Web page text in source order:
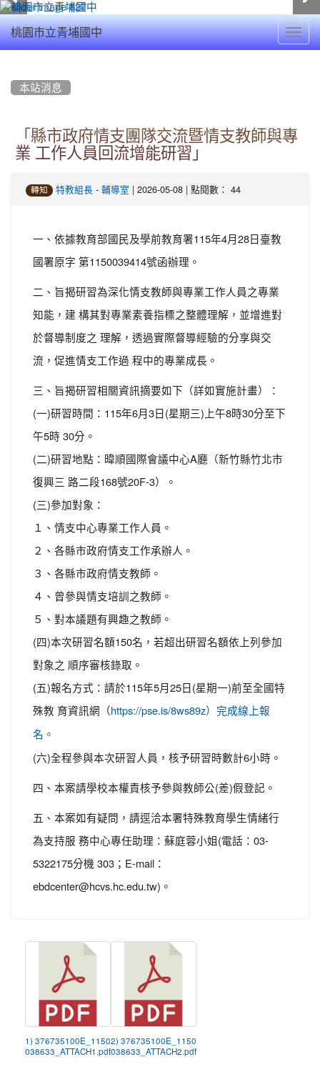
桃園市立青埔國中
本站消息
「縣市政府情支團隊交流暨情支教師與專
業 工作人員回流增能研習」
轉知 特教組長 - 輔導室 | 2026-05-08 | 點閱數： 44
一、依據教育部國民及學前教育署115年4月28日臺教
國署原字 第1150039414號函辦理。
二、旨揭研習為深化情支教師與專業工作人員之專業
知能，建 構其對專業素養指標之整體理解，並增進對
於督導制度之 理解，透過實際督導經驗的分享與交
流，促進情支工作過 程中的專業成長。
三、旨揭研習相關資訊摘要如下（詳如實施計畫）：
(一)研習時間：115年6月3日(星期三)上午8時30分至下
午5時 30分。
(二)研習地點：暐順國際會議中心A廳（新竹縣竹北市
復興三 路二段168號20F-3）。
(三)參加對象：
１、情支中心專業工作人員。
２、各縣市政府情支工作承辦人。
３、各縣市政府情支教師。
４、曾參與情支培訓之教師。
５、對本議題有興趣之教師。
(四)本次研習名額150名，若超出研習名額依上列參加
對象之 順序審核錄取。
(五)報名方式：請於115年5月25日(星期一)前至全國特
殊教 育資訊網（ https://pse.is/8ws89z）完成線上報
名。
(六)全程參與本次研習人員，核予研習時數計6小時。
四、本案請學校本權責核予參與教師公(差)假登記。
五、本案如有疑問，請逕洽本署特殊教育學生情緒行
為支持服 務中心專任助理：蘇庭蓉小姐(電話：03-
5322175分機 303；E-mail：
ebdcenter@hcvs.hc.edu.tw)。
1) 376735100E_1150
038633_ATTACH1.pdf
2) 376735100E_1150
038633_ATTACH2.pdf